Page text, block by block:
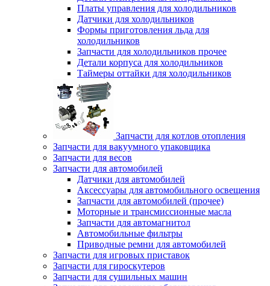
Платы управления для холодильников
Датчики для холодильников
Формы приготовления льда для
холодильников
Запчасти для холодильников прочее
Детали корпуса для холодильников
Таймеры оттайки для холодильников
Запчасти для котлов отопления
Запчасти для вакуумного упаковщика
Запчасти для весов
Запчасти для автомобилей
Датчики для автомобилей
Аксессуары для автомобильного освещения
Запчасти для автомобилей (прочее)
Моторные и трансмиссионные масла
Запчасти для автомагнитол
Автомобильные фильтры
Приводные ремни для автомобилей
Запчасти для игровых приставок
Запчасти для гироскутеров
Запчасти для сушильных машин